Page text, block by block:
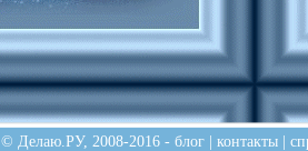
© Делаю.РУ, 2008-2016 - блог | контакты |